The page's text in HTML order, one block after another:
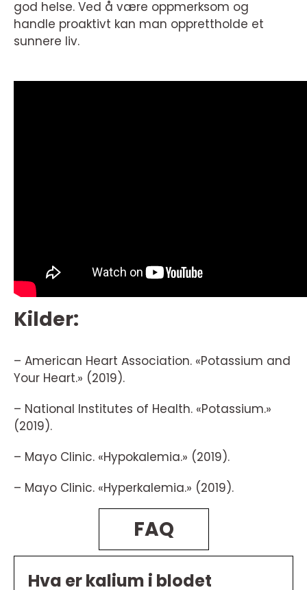
god helse. Ved å være oppmerksom og
handle proaktivt kan man opprettholde et
sunnere liv.
Kilder:
– American Heart Association. «Potassium and
Your Heart.» (2019).
– National Institutes of Health. «Potassium.»
(2019).
– Mayo Clinic. «Hypokalemia.» (2019).
– Mayo Clinic. «Hyperkalemia.» (2019).
FAQ
Hva er kalium i blodet